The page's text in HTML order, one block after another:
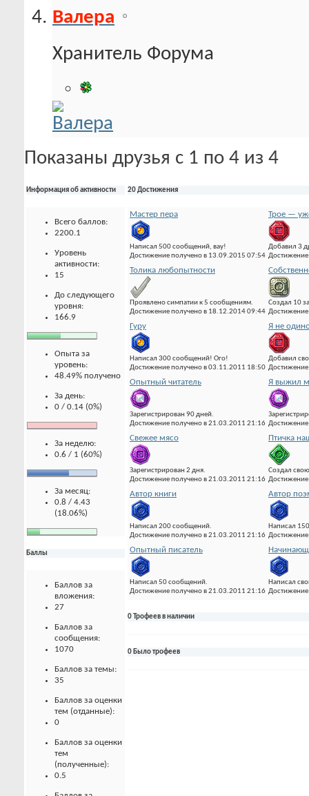
Валера
Хранитель Форума
Показаны друзья с 1 по 4 из 4
Информация об активности
Всего баллов:
2200.1
Уровень
активности:
15
До следующего
уровня:
166.9
Опыта за
уровень:
48.49% получено
За день:
0 / 0.14 (0%)
За неделю:
0.6 / 1 (60%)
За месяц:
0.8 / 4.43
(18.06%)
Баллы
Баллов за
вложения:
27
Баллов за
сообщения:
1070
Баллов за темы:
35
Баллов за оценки
тем (отданные):
0
Баллов за оценки
тем
(полученные):
0.5
20 Достижения
Мастер пера
Написал 500 сообщений, вау!
Достижение получено в 13.09.2015 07:54
Трое —
Добавил 3
Толика любопытности
Проявлено симпатии к 5 сообщениям.
Достижение получено в 18.12.2014 09:44
Создал 10
Гуру
Написал 300 сообщений! Ого!
Достижение получено в 03.11.2011 18:50
Я не
Добавил
Опытный читатель
Зарегистрирован 90 дней.
Достижение получено в 21.03.2011 21:16
Я выжил
Свежее мясо
Зарегистрирован 2 дня.
Достижение получено в 21.03.2011 21:16
Птичка
Создал
Автор книги
Написал 200 сообщений.
Достижение получено в 21.03.2011 21:16
Автор
Написал
Опытный писатель
Написал 50 сообщений.
Достижение получено в 21.03.2011 21:16
Написал
0 Трофеев в наличии
0 Было трофеев